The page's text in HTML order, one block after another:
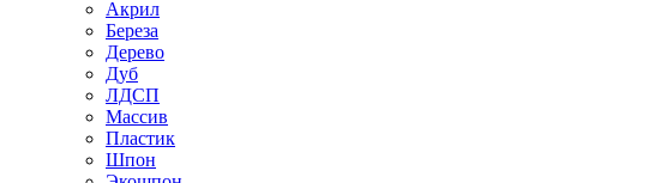
Акрил
Береза
Дерево
Дуб
ЛДСП
Массив
Пластик
Шпон